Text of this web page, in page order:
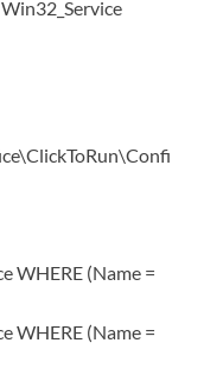
WHERE (Name =
WHERE (Name =